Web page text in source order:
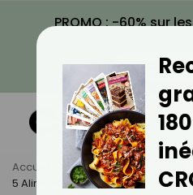
PROMO : -60% sur
VOIR LA
Accueil Actus
Actualités
5 Aliments Réconfortants Qui Ne